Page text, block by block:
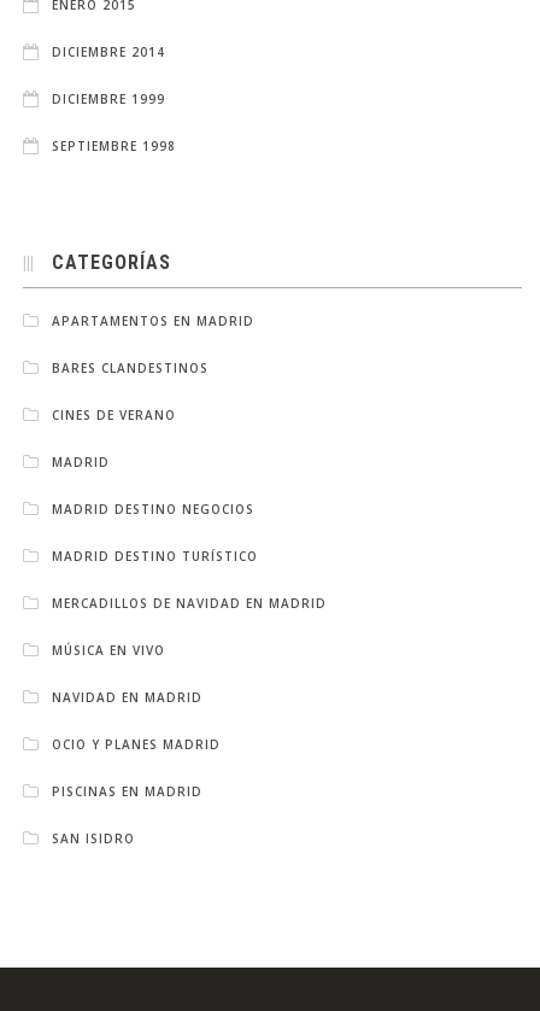
ENERO 2015
DICIEMBRE 2014
DICIEMBRE 1999
SEPTIEMBRE 1998
CATEGORÍAS
APARTAMENTOS EN MADRID
BARES CLANDESTINOS
CINES DE VERANO
MADRID
MADRID DESTINO NEGOCIOS
MADRID DESTINO TURÍSTICO
MERCADILLOS DE NAVIDAD EN MADRID
MÚSICA EN VIVO
NAVIDAD EN MADRID
OCIO Y PLANES MADRID
PISCINAS EN MADRID
SAN ISIDRO